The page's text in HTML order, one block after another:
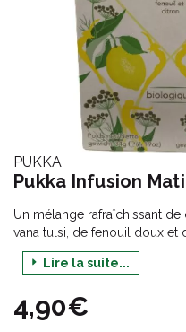
PUKKA
Pukka Infusion
Un mélange rafraîchissant
vana tulsi, de fenouil doux et
Le partenaire idéal pour
sentiment de lumière et vitalité
Un mélange rafraîchissant à
Lire la suite...
4,90€